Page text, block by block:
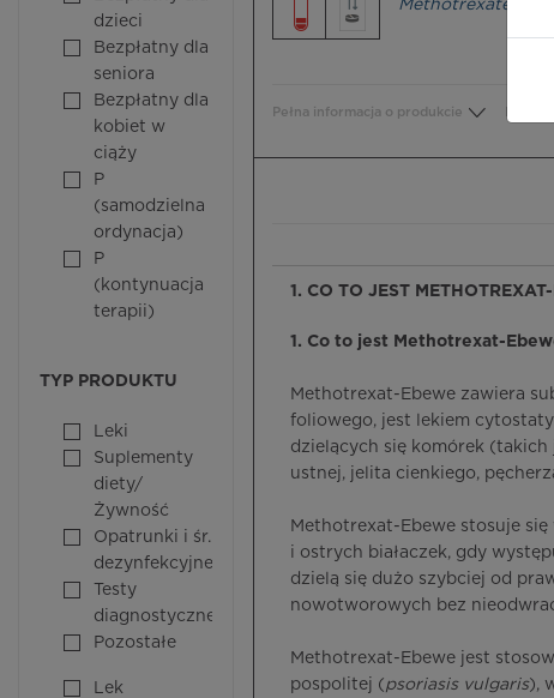
dzieci
Bezpłatny dla
seniora
Bezpłatny dla
kobiet w
ciąży
P
(samodzielna
ordynacja)
P
(kontynuacja
terapii)
TYP PRODUKTU
Leki
Suplementy
diety/
Żywność
Opatrunki i śr.
dezynfekcyjne
Testy
diagnostyczne
Pozostałe
Lek
Methotrexate
Pełna informacja o produkcie
1. CO TO JEST
1. Co to jest Methotrexat-
Methotrexat-Ebewe zawiera
foliowego, jest lekiem
dzielących się komórek (takich
ustnej, jelita cienkiego,
Methotrexat-Ebewe stosuje
i ostrych białaczek, gdy
dzielą się dużo szybciej od
nowotworowych bez
Methotrexat-Ebewe jest
pospolitej (psoriasis vulgaris),